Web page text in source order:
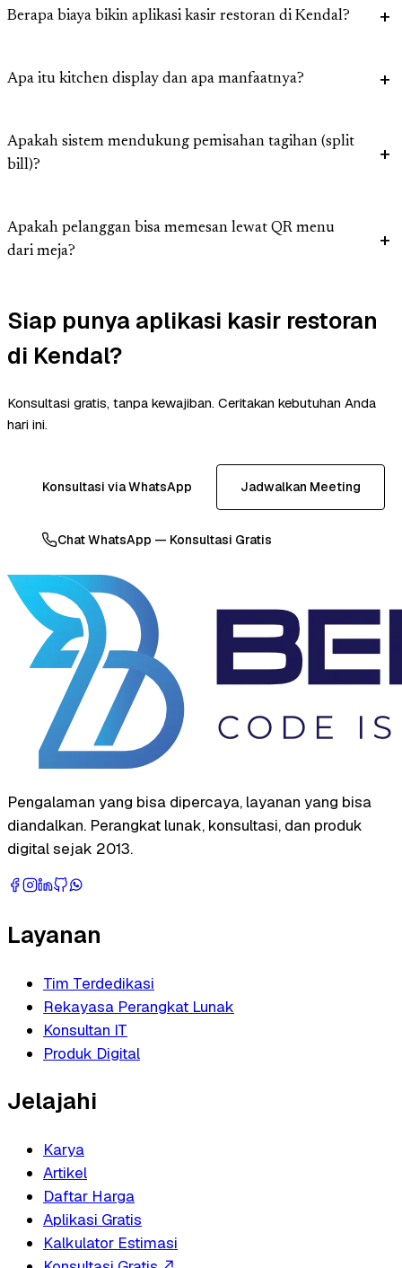
Berapa biaya bikin aplikasi kasir restoran di Kendal?
Apa itu kitchen display dan apa manfaatnya?
Apakah sistem mendukung pemisahan tagihan (split
bill)?
Apakah pelanggan bisa memesan lewat QR menu
dari meja?
Siap punya aplikasi kasir restoran
di Kendal?
Konsultasi gratis, tanpa kewajiban. Ceritakan kebutuhan Anda
hari ini.
Konsultasi via WhatsApp Jadwalkan Meeting
Chat WhatsApp — Konsultasi Gratis
Pengalaman yang bisa dipercaya, layanan yang bisa
diandalkan. Perangkat lunak, konsultasi, dan produk
digital sejak 2013.
Layanan
Tim Terdedikasi
Rekayasa Perangkat Lunak
Konsultan IT
Produk Digital
Jelajahi
Karya
Artikel
Daftar Harga
Aplikasi Gratis
Kalkulator Estimasi